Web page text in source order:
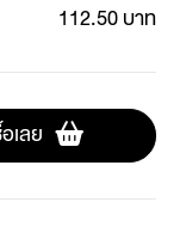
112.50 บาท
เลย